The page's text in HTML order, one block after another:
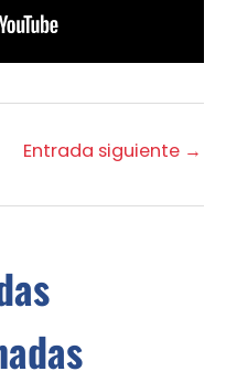
Entrada siguiente →